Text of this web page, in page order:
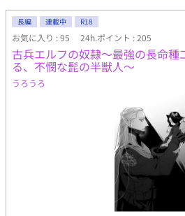
後に「夜の出来事」とか「朝の出来事
回です。
長編 連載中 R18
お気に入り : 95 24h.ポイント : 205
古兵エルフの奴隷～最強の長命
る、不憫な髭の半獣人～
うろうろ